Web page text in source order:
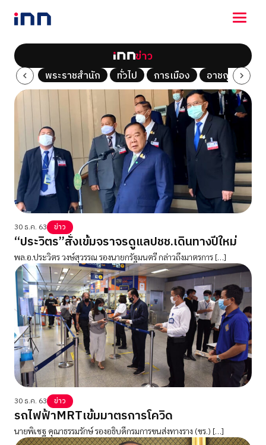
NEWS
ENTERTAINMENT
LIFESTYLE
HOROSCOPE
LOTTERY
VIDEO
ร่วมด้วยช่วยกัน
ข่าว
Tech พระราชสำนัก ทั่วไป การเมือง อาชญากรรม
30 ธ.ค. 63 ข่าว
“ประวิตร”สั่งเข้มจราจรดูแลปชช.เดินทางปีใหม่
พล.อ.ประวิตร วงษ์สุวรรณ รองนายกรัฐมนตรี กล่าวถึงมาตรการ […]
30 ธ.ค. 63 ข่าว
รถไฟฟ้าMRTเข้มมาตรการโควิด
นายพิเชฐ คุณาธรรมรักษ์ รองอธิบดีกรมการขนส่งทางราง (ขร.) […]